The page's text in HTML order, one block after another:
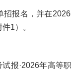
报名，并在2026
1）。
·2026年高等